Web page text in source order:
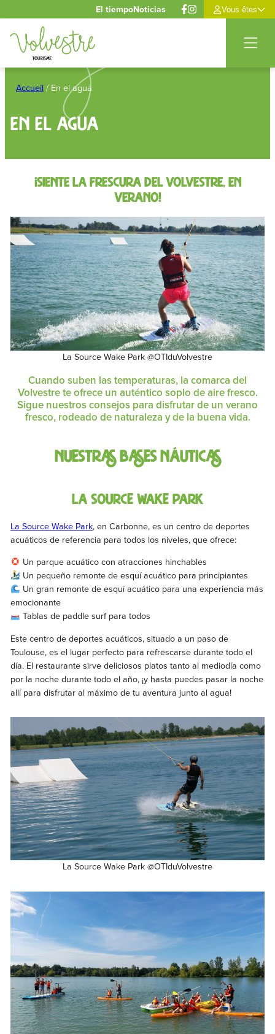
Panel de gestión de cookiesEl tiempoNoticias Vous êtes
Accueil / En el agua
En el agua
¡Siente la frescura del Volvestre, en
verano!
La Source Wake Park @OTIduVolvestre
Cuando suben las temperaturas, la comarca del
Volvestre te ofrece un auténtico soplo de aire fresco.
Sigue nuestros consejos para disfrutar de un verano
fresco, rodeado de naturaleza y de la buena vida.
Nuestras bases náuticas
La Source Wake Park
La Source Wake Park, en Carbonne, es un centro de deportes
acuáticos de referencia para todos los niveles, que ofrece:
Un parque acuático con atracciones hinchables
Un pequeño remonte de esquí acuático para principiantes
Un gran remonte de esquí acuático para una experiencia más
emocionante
Tablas de paddle surf para todos
Este centro de deportes acuáticos, situado a un paso de
Toulouse, es el lugar perfecto para refrescarse durante todo el
día. El restaurante sirve deliciosos platos tanto al mediodía como
por la noche durante todo el año, ¡y hasta puedes pasar la noche
allí para disfrutar al máximo de tu aventura junto al agua!
La Source Wake Park @OTIduVolvestre